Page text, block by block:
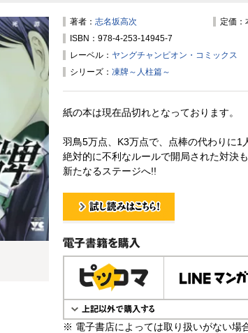
著者： 志名坂高次
定価：
ISBN：978-4-253-14945-7
レーベル： ヤングチャンピオン・コミックス
シリーズ： 凍牌～人柱篇～
紙の本は現在品切れとなっております。
羽鳥5万点、K3万点で、点棒の代わりに1
絶対的に不利なルールで開局された対決
新たなるステージへ!!
電子書籍で購入
※ 電子書店によっては取り扱いがない場